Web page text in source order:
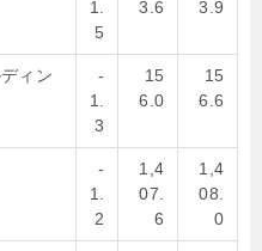
1.
5
3.6
3.9
ィン
-
1.
3
15
6.0
15
6.6
-
1.
2
1,4
07.
6
1,4
08.
0